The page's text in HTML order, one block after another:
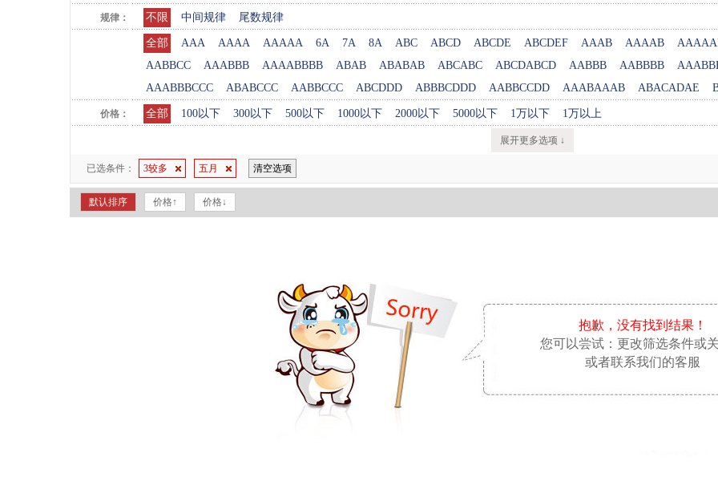
规律： 不限 中间规律 尾数规律
全部 AAA AAAA AAAAA 6A 7A 8A ABC ABCD ABCDE ABCDEF AAAB AAAAB
AABBCC
AAABBB AAAABBBB ABAB ABABAB ABCABC ABCDABCD AABBB AABBBB
AAABBBCCC
ABABCCC AABBCCC ABCDDD ABBBCDDD AABBCCDD AAABAAAB ABACADAE
价格： 全部 100以下 300以下 500以下 1000以下 2000以下 5000以下 1万以下 1万以上
展开更多选项 ↓
已选条件： 3较多 五月 清空选项
默认排序 价格↑ 价格↓
抱歉，没有找到结果！
您可以尝试：更改筛选条件或
或者联系我们的客服